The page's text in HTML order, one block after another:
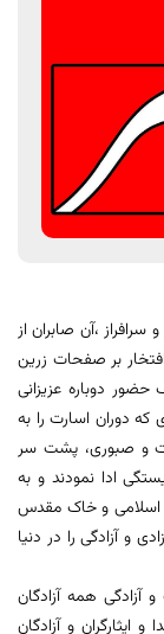
سرافراز ،آن صابران از
بر صفحات زرین
دوباره عزیزانی
که دوران اسارت را به
و صبوری، پشت سر
ادا نمودند و به
اسلامی و خاک مقدس
و آزادگی را در دنیا
همه آزادگان
ایثارگران و آزادگان